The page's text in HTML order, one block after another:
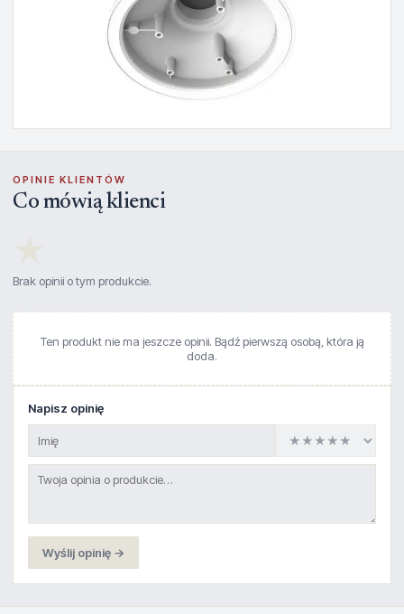
OPINIE KLIENTÓW
Co mówią klienci
Brak opinii o tym produkcie.
Ten produkt nie ma jeszcze opinii. Bądź pierwszą osobą, która ją
doda.
Napisz opinię
Wyślij opinię →